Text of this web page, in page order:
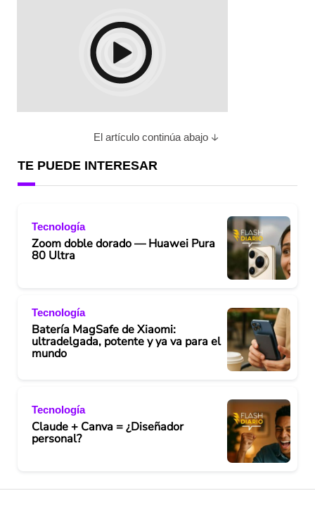
El artículo continúa abajo
TE PUEDE INTERESAR
Tecnología
Zoom doble dorado — Huawei Pura
80 Ultra
Tecnología
Batería MagSafe de Xiaomi:
ultradelgada, potente y ya va para el
mundo
Tecnología
Claude + Canva = ¿Diseñador
personal?